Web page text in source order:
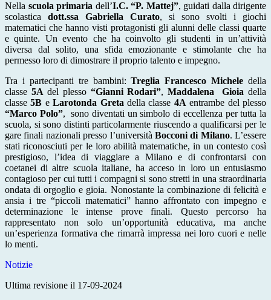
Nella scuola primaria dell’I.C. “P. Mattej”, guidati dalla dirigente
scolastica dott.ssa Gabriella Curato, si sono svolti i giochi
matematici che hanno visti protagonisti gli alunni delle classi quarte
e quinte. Un evento che ha coinvolto gli studenti in un’attività
diversa dal solito, una sfida emozionante e stimolante che ha
permesso loro di dimostrare il proprio talento e impegno.
Tra i partecipanti tre bambini:Treglia Francesco Michele della
classe 5A del plesso “Gianni Rodari”,Maddalena Gioia della
classe5B eLarotonda Greta della classe 4A entrambe del plesso
“Marco Polo”,
sono diventati un simbolo di eccellenza per tutta la
scuola, si sono distinti particolarmente riuscendo a qualificarsi per le
gare finali nazionali presso l’università Bocconi di Milano. L’essere
stati riconosciuti per le loro abilità matematiche, in un contesto così
prestigioso, l’idea di viaggiare a Milano e di confrontarsi con
coetanei di altre scuola italiane, ha acceso in loro un entusiasmo
contagioso per cui tutti i compagni si sono stretti in una straordinaria
ondata di orgoglio e gioia. Nonostante la combinazione di felicità e
ansia i tre “piccoli matematici” hanno affrontato con impegno e
determinazione le intense prove finali. Questo percorso ha
rappresentato non solo un’opportunità educativa, ma anche
un’esperienza formativa che rimarrà impressa nei loro cuori e nelle
lo menti.
Notizie
Ultima revisione il 17-09-2024